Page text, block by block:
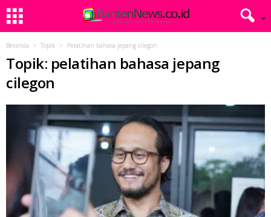
Beranda Topik Pelatihan bahasa jepang cilegon
Topik: pelatihan bahasa jepang
cilegon